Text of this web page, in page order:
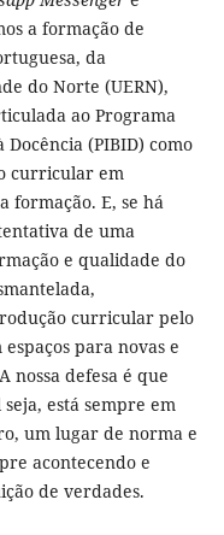
a formação de
da
do Norte (UERN),
ao Programa
(PIBID) como
curricular em
formação. E, se há
de uma
e qualidade do
curricular pelo
para novas e
nossa defesa é que
está sempre em
um lugar de norma e
acontecendo e
de verdades.